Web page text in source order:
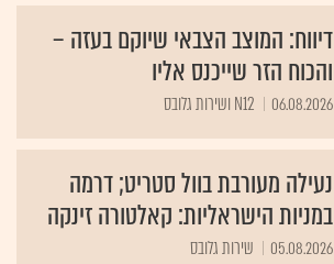
דיווח: המוצב הצבאי שיוקם בעזה –
והכוח הזר שייכנס אליו
06.08.2026 N12 ושירות גלובס
נעילה מעורבת בוול סטריט; דרמה
במניות הישראליות: קאלטורה זינקה
05.08.2026 שירות גלובס